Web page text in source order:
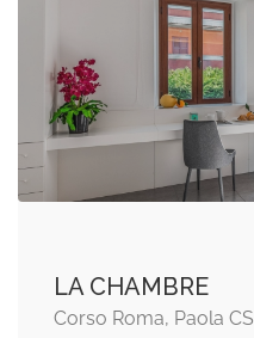
LA CHAMBRE
Corso Roma, Paola CS